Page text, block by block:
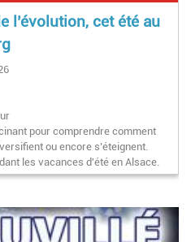
l’évolution, cet été au
pour comprendre comment
ou encore s’éteignent.
les vacances d'été en Alsace.